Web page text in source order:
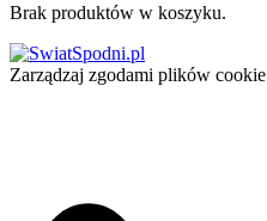
Brak produktów w koszyku.
Zarządzaj zgodami plików cookie